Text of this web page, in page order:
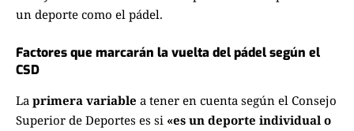
un deporte como el pádel.
Factores que marcarán la vuelta del pádel según el
CSD
La primera variable a tener en cuenta según el Consejo
Superior de Deportes es si «es un deporte individual o